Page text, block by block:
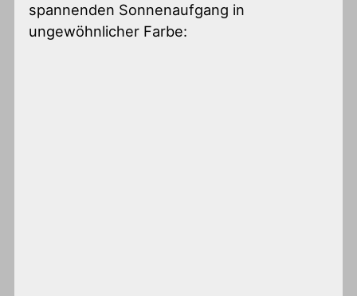
spannenden Sonnenaufgang in
ungewöhnlicher Farbe: